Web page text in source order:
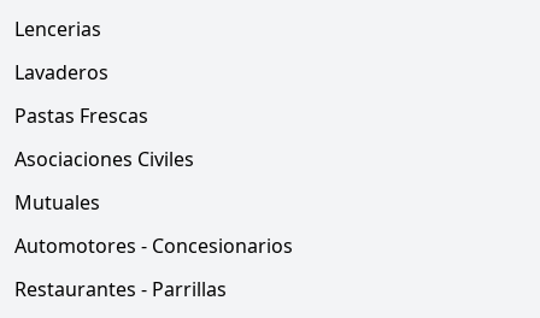
Lencerias
Lavaderos
Pastas Frescas
Asociaciones Civiles
Mutuales
Automotores - Concesionarios
Restaurantes - Parrillas